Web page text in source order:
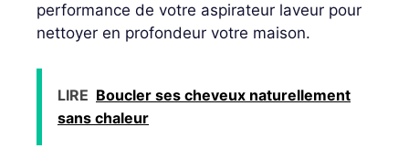
performance de votre aspirateur laveur pour
nettoyer en profondeur votre maison.
LIRE Boucler ses cheveux naturellement
sans chaleur